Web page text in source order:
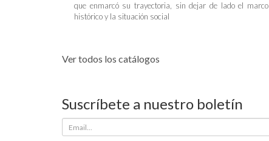
que enmarcó su trayectoria, sin dejar de lado el marco
histórico y la situación social
Ver todos los catálogos
Suscríbete a nuestro boletín